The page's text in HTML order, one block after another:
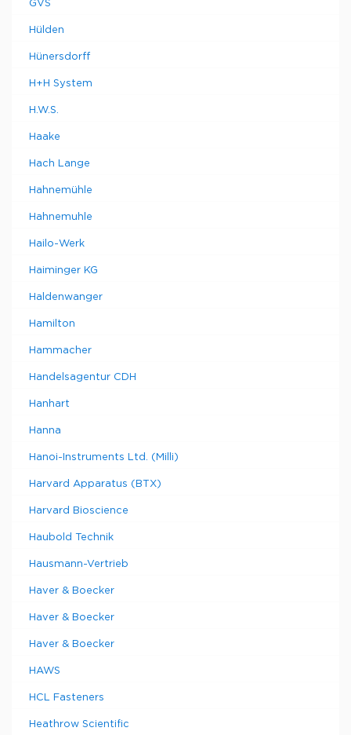
GVS
Hülden
Hünersdorff
H+H System
H.W.S.
Haake
Hach Lange
Hahnemühle
Hahnemuhle
Hailo-Werk
Haiminger KG
Haldenwanger
Hamilton
Hammacher
Handelsagentur CDH
Hanhart
Hanna
Hanoi-Instruments Ltd. (Milli)
Harvard Apparatus (BTX)
Harvard Bioscience
Haubold Technik
Hausmann-Vertrieb
Haver & Boecker
Haver & Boecker
Haver & Boecker
HAWS
HCL Fasteners
Heathrow Scientific